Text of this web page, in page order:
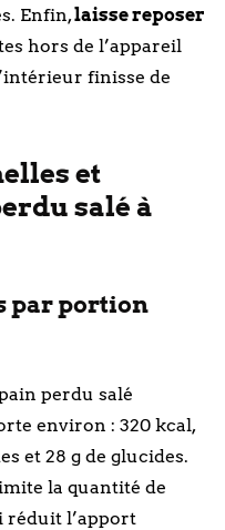
Enfin,laisse reposer
hors de l’appareil
finisse de
et
salé à
par portion
perdu salé
environ : 320 kcal,
et 28 g de glucides.
la quantité de
réduit l’apport